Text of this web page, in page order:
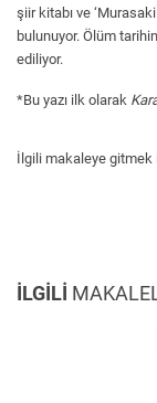
şiir kitabı ve
bulunuyor. Ölüm
ediliyor.
*Bu yazı ilk olarak
İlgili makaleye gitmek
İLGİLİ